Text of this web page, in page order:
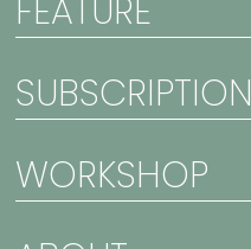
FEATURE
SUBSCRIPTION
WORKSHOP